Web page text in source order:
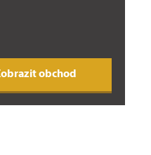
zobrazit obchod